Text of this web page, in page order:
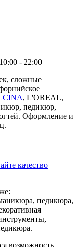
- 22:00
сложные
, L'OREAL,
педикюр,
Оформление и
педикюра,
возможность